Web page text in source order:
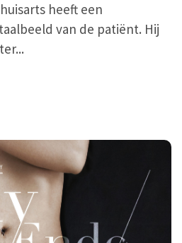
heeft een
van de patiënt. Hij